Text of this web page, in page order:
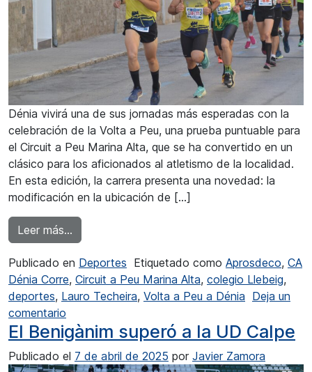
Dénia vivirá una de sus jornadas más esperadas con la
celebración de la Volta a Peu, una prueba puntuable para
el Circuit a Peu Marina Alta, que se ha convertido en un
clásico para los aficionados al atletismo de la localidad.
En esta edición, la carrera presenta una novedad: la
modificación en la ubicación de […]
Leer más…
Publicado en Deportes Etiquetado como Aprosdeco, CA
Dénia Corre, Circuit a Peu Marina Alta, colegio Llebeig,
deportes, Lauro Techeira, Volta a Peu a Dénia Deja un
comentario
El Benigànim superó a la UD Calpe
Publicado el 7 de abril de 2025 por Javier Zamora